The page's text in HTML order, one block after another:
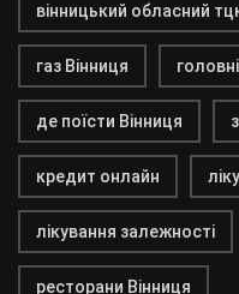
вінницький обласний
газ Вінниця
де поїсти Вінниця
кредит онлайн
лікування залежності
ресторани Вінниця